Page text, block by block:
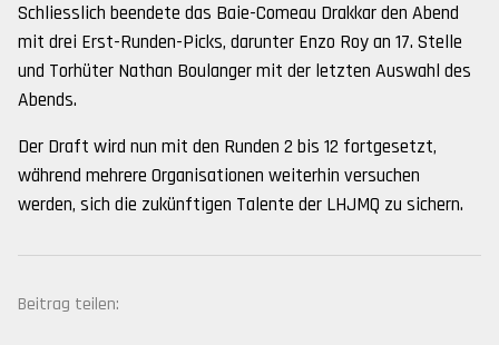
Schliesslich beendete das Baie-Comeau Drakkar den Abend
mit drei Erst-Runden-Picks, darunter Enzo Roy an 17. Stelle
und Torhüter Nathan Boulanger mit der letzten Auswahl des
Abends.
Der Draft wird nun mit den Runden 2 bis 12 fortgesetzt,
während mehrere Organisationen weiterhin versuchen
werden, sich die zukünftigen Talente der LHJMQ zu sichern.
Beitrag teilen: